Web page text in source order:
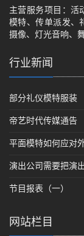
主营服务项目：活
模特、传单派发、
摄像、灯光音响、
行业新闻
部分礼仪模特服装
帝艺时代传媒通告
平面模特如何应对
演出公司需要把演
节目报表（一）
网站栏目